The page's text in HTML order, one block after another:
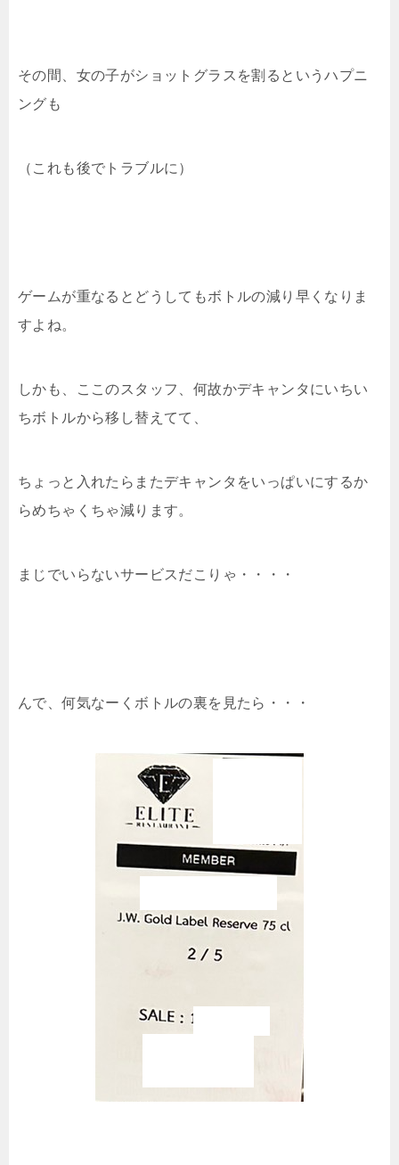
その間、女の子がショットグラスを割るというハプニ
ングも
（これも後でトラブルに）
ゲームが重なるとどうしてもボトルの減り早くなりま
すよね。
しかも、ここのスタッフ、何故かデキャンタにいちい
ちボトルから移し替えてて、
ちょっと入れたらまたデキャンタをいっぱいにするか
らめちゃくちゃ減ります。
まじでいらないサービスだこりゃ・・・・
んで、何気なーくボトルの裏を見たら・・・